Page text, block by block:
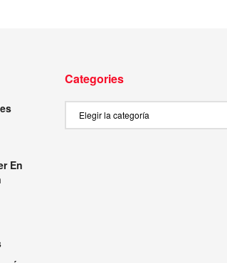
En
Categories